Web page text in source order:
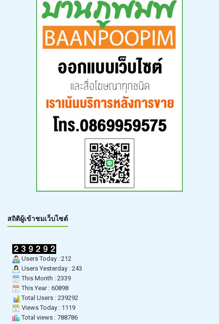
สถิติผู้เข้าชมเว็บไซต์
Users Today : 212
Users Yesterday : 243
This Month : 2339
This Year : 60898
Total Users : 239292
Views Today : 1119
Total views : 788786